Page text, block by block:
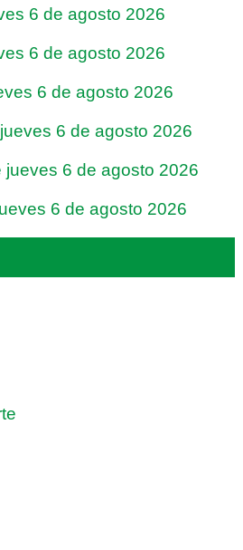
6 de agosto 2026
6 de agosto 2026
6 de agosto 2026
6 de agosto 2026
jueves 6 de agosto 2026
6 de agosto 2026